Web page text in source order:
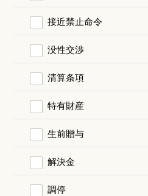
接近禁止命令
没性交渉
清算条項
特有財産
生前贈与
解決金
調停